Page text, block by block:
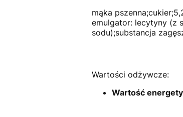
mąka
emulgator: lecytyny (z
sodu);substancja
Wartości odżywcze:
Wartość